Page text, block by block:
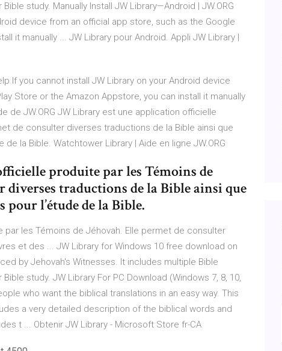
study. Manually Install JW Library—Android | JW.ORG
device from an official app store, such as the Google
it manually ... JW Library pour Android. Appli JW Library |
If you cannot install JW Library on your Android device
Store or the Amazon Appstore, you can install it manually
de JW.ORG JW Library est une application officielle
de consulter diverses traductions de la Bible ainsi que
la Bible. Watchtower Library | Aide en ligne JW.ORG
produite par les Témoins de
diverses traductions de la Bible ainsi que
pour l’étude de la Bible.
les Témoins de Jéhovah. Elle permet de consulter
et des ... JW Library for Windows 10 free download on
by Jehovah's Witnesses. It includes multiple Bible
study. JW Library For PC Download (Windows 7, 8, 10,
who want the biblical translations in an easy way. This
a very detailed description of the biblical words and
t ... Obtenir JW Library - Microsoft Store fr-CA